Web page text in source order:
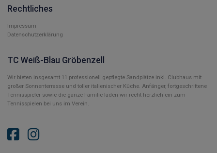
Rechtliches
Impressum
Datenschutzerklärung
TC Weiß-Blau Gröbenzell
Wir bieten insgesamt 11 professionell gepflegte Sandplätze inkl. Clubhaus mit
großer Sonnenterrasse und toller italienischer Küche. Anfänger, fortgeschrittene
Tennisspieler sowie die ganze Familie laden wir recht herzlich ein zum
Tennisspielen bei uns im Verein.